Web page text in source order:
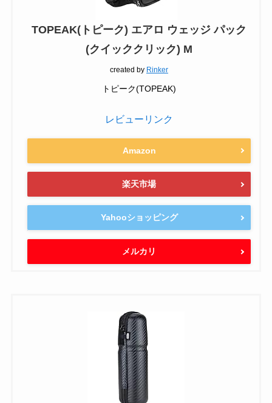
TOPEAK(トピーク) エアロ ウェッジ パック
(クイッククリック) M
created by Rinker
トピーク(TOPEAK)
レビューリンク
Amazon
楽天市場
Yahooショッピング
メルカリ